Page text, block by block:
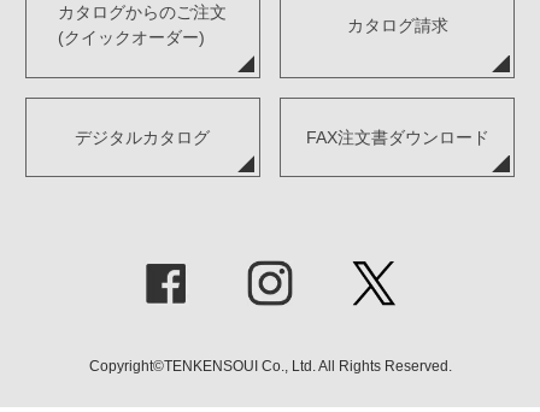
カタログからのご注文
(クイックオーダー)
カタログ請求
デジタルカタログ FAX注文書ダウンロード
Copyright©TENKENSOUI Co., Ltd. All Rights Reserved.